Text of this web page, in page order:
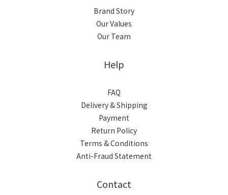
Brand Story
Our Values
Our Team
Help
FAQ
Delivery & Shipping
Payment
Return Policy
Terms & Conditions
Anti-Fraud Statement
Contact